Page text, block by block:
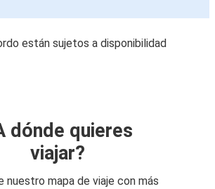
están sujetos a disponibilidad
dónde quieres
viajar?
nuestro mapa de viaje con más